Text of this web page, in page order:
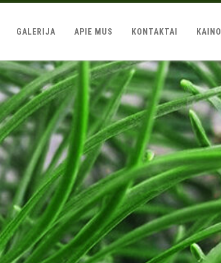
GALERIJA APIE MUS KONTAKTAI